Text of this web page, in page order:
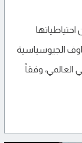
الجيوسياسية
العالمي، وفقاً